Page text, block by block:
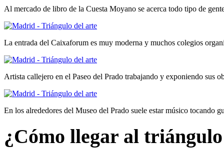
Al mercado de libro de la Cuesta Moyano se acerca todo tipo de
La entrada del Caixaforum es muy moderna y muchos colegios
Artista callejero en el Paseo del Prado trabajando y exponiendo sus
En los alrededores del Museo del Prado suele estar músico tocando
¿Cómo llegar al